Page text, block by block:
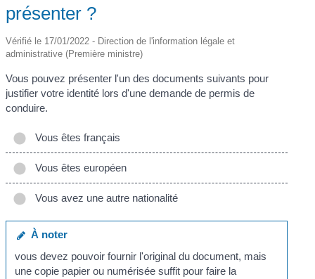
présenter ?
Vérifié le 17/01/2022 - Direction de l'information légale et
administrative (Première ministre)
Vous pouvez présenter l'un des documents suivants pour
justifier votre identité lors d'une demande de permis de
conduire.
Vous êtes français
Vous êtes européen
Vous avez une autre nationalité
À noter
vous devez pouvoir fournir l'original du document, mais
une copie papier ou numérisée suffit pour faire la